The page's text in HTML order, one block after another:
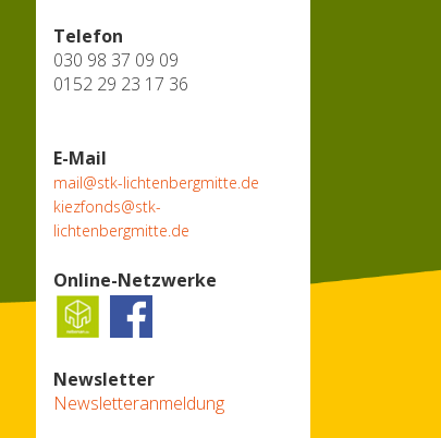
Telefon
030 98 37 09 09
0152 29 23 17 36
E-Mail
mail@stk-lichtenbergmitte.de
kiezfonds@stk-
lichtenbergmitte.de
Online-Netzwerke
Newsletter
Newsletteranmeldung